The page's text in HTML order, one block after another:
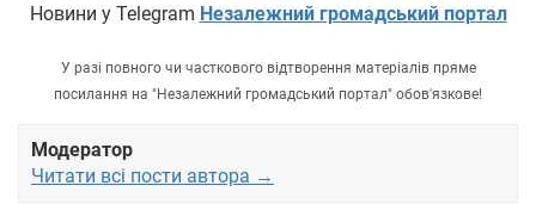
Новини у Telegram Незалежний громадський портал
У разі повного чи часткового відтворення матеріалів пряме
посилання на "Незалежний громадський портал" обов'язкове!
Модератор
Читати всі пости автора →